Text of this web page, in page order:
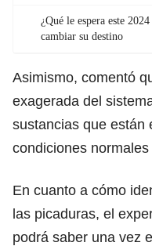
¿Qué le espera este
cambiar su destino
Asimismo, comentó
exagerada del
sustancias que están
condiciones
En cuanto a cómo
las picaduras, el
podrá saber una vez